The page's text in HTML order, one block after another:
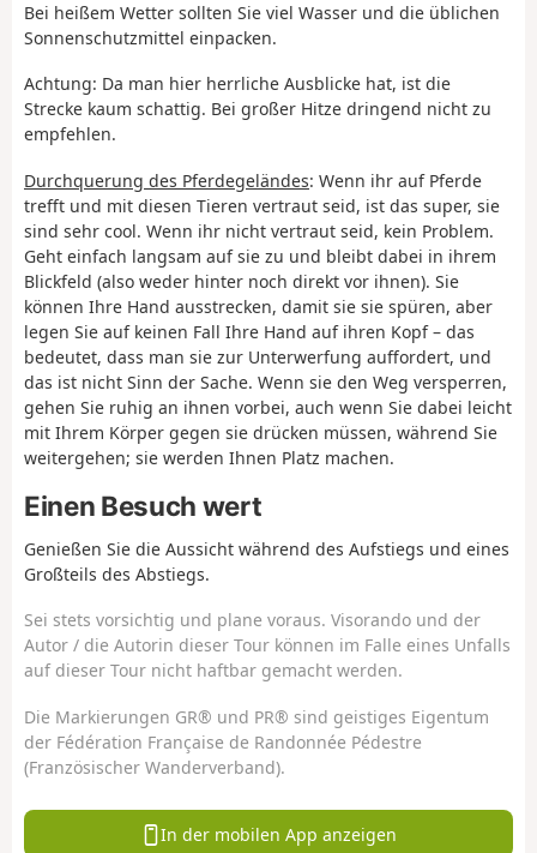
Bei heißem Wetter sollten Sie viel Wasser und die üblichen
Sonnenschutzmittel einpacken.
Achtung: Da man hier herrliche Ausblicke hat, ist die
Strecke kaum schattig. Bei großer Hitze dringend nicht zu
empfehlen.
Durchquerung des Pferdegeländes: Wenn ihr auf Pferde
trefft und mit diesen Tieren vertraut seid, ist das super, sie
sind sehr cool. Wenn ihr nicht vertraut seid, kein Problem.
Geht einfach langsam auf sie zu und bleibt dabei in ihrem
Blickfeld (also weder hinter noch direkt vor ihnen). Sie
können Ihre Hand ausstrecken, damit sie sie spüren, aber
legen Sie auf keinen Fall Ihre Hand auf ihren Kopf – das
bedeutet, dass man sie zur Unterwerfung auffordert, und
das ist nicht Sinn der Sache. Wenn sie den Weg versperren,
gehen Sie ruhig an ihnen vorbei, auch wenn Sie dabei leicht
mit Ihrem Körper gegen sie drücken müssen, während Sie
weitergehen; sie werden Ihnen Platz machen.
Einen Besuch wert
Genießen Sie die Aussicht während des Aufstiegs und eines
Großteils des Abstiegs.
Sei stets vorsichtig und plane voraus. Visorando und der
Autor / die Autorin dieser Tour können im Falle eines Unfalls
auf dieser Tour nicht haftbar gemacht werden.
Die Markierungen GR® und PR® sind geistiges Eigentum
der Fédération Française de Randonnée Pédestre
(Französischer Wanderverband).
In der mobilen App anzeigen